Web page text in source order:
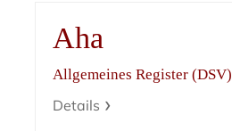
Aha
Allgemeines Register (DSV)
Details